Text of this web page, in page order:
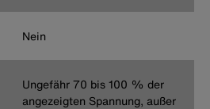
Nein
Ungefähr 70 bis 100 % der
angezeigten Spannung, außer